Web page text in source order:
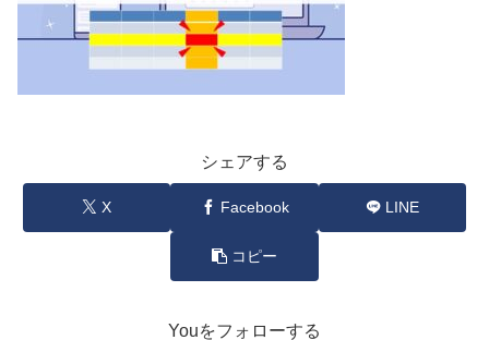
シェアする
X Facebook LINE
コピー
Youをフォローする